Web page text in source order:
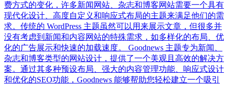
费方式的变化，许多新闻网站、杂志和博客网站需要一个具有
现代化设计、高度自定义和响应式布局的主题来满足他们的需
求。传统的 WordPress 主题虽然可以用来展示文章，但很多并
没有考虑到新闻和内容网站的特殊需求，如多样化的布局、优
化的广告展示和快速的加载速度。 Goodnews 主题专为新闻、
杂志和博客类型的网站设计，提供了一个美观且高效的解决方
案。通过其多种预设布局、强大的内容管理功能、响应式设计
和优化的SEO功能，Goodnews 能够帮助您轻松建立一个吸引